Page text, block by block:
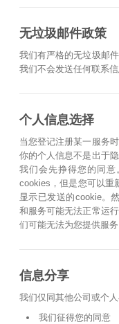
无垃圾邮件政策
我们有严格的无垃圾邮
我们不会发送任何联系信
个人信息选择
当您登记注册某一服务
你的个人信息不是出于
我们会先挣得您的同
cookies，但是您可以重
显示已发送的cookie。
和服务可能无法正常运
们可能无法为您提供服务
信息分享
我们仅同其他公司或个
我们征得您的同意